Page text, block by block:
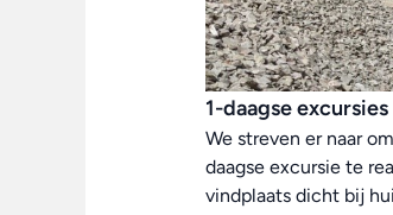
1-daagse excursies
We streven er naar
daagse excursie te
vindplaats dicht bij